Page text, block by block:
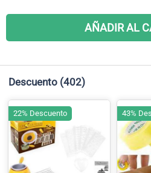
AÑADIR AL
Descuento (402)
22% Descuento 43%